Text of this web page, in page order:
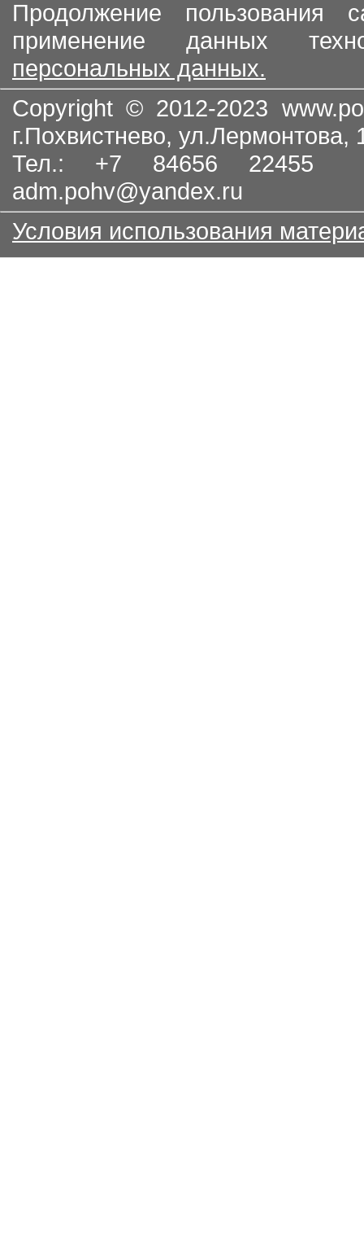
Продолжение пользования
применение данных
персональных данных.
Copyright © 2012-2023
г.Похвистнево, ул.Лермонтова,
Тел.: +7 84656
adm.pohv@yandex.ru
Условия использования